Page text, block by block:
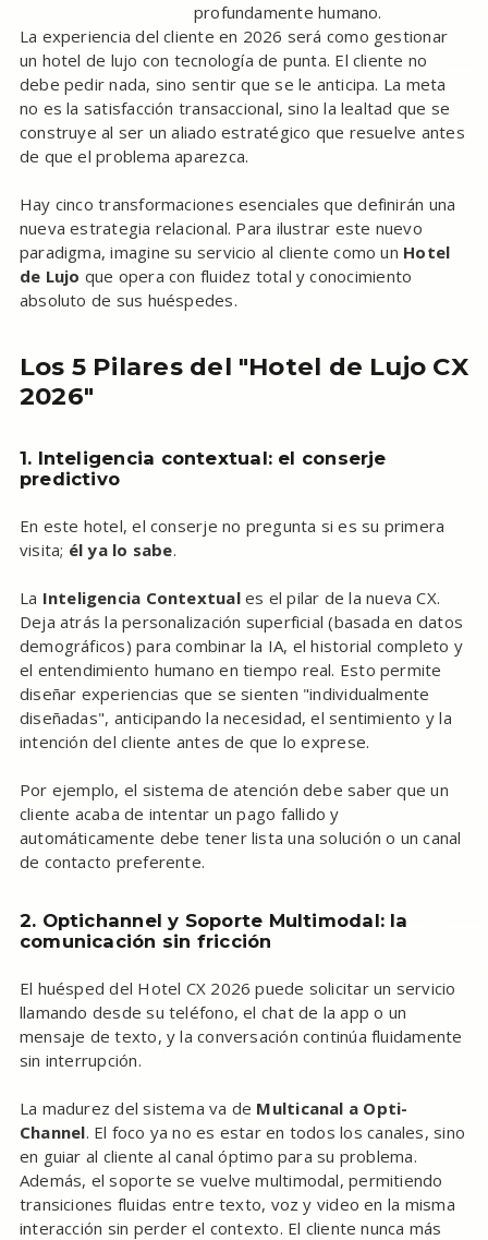
profundamente humano.
La experiencia del cliente en 2026 será como gestionar
un hotel de lujo con tecnología de punta. El cliente no
debe pedir nada, sino sentir que se le anticipa. La meta
no es la satisfacción transaccional, sino la lealtad que se
construye al ser un aliado estratégico que resuelve antes
de que el problema aparezca.
Hay cinco transformaciones esenciales que definirán una
nueva estrategia relacional. Para ilustrar este nuevo
paradigma, imagine su servicio al cliente como un Hotel
de Lujo que opera con fluidez total y conocimiento
absoluto de sus huéspedes.
Los 5 Pilares del "Hotel de Lujo CX
2026"
1. Inteligencia contextual: el conserje
predictivo
En este hotel, el conserje no pregunta si es su primera
visita; él ya lo sabe.
La Inteligencia Contextuales el pilar de la nueva CX.
Deja atrás la personalización superficial (basada en datos
demográficos) para combinar la IA, el historial completo y
el entendimiento humano en tiempo real. Esto permite
diseñar experiencias que se sienten "individualmente
diseñadas", anticipando la necesidad, el sentimiento y la
intención del cliente antes de que lo exprese.
Por ejemplo, el sistema de atención debe saber que un
cliente acaba de intentar un pago fallido y
automáticamente debe tener lista una solución o un canal
de contacto preferente.
2. Optichannel y Soporte Multimodal: la
comunicación sin fricción
El huésped del Hotel CX 2026 puede solicitar un servicio
llamando desde su teléfono, el chat de la app o un
mensaje de texto, y la conversación continúa fluidamente
sin interrupción.
La madurez del sistema va de Multicanal a Opti-
Channel. El foco ya no es estar en todos los canales, sino
en guiar al cliente al canal óptimo para su problema.
Además, el soporte se vuelve multimodal, permitiendo
transiciones fluidas entre texto, voz y video en la misma
interacción sin perder el contexto. El cliente nunca más